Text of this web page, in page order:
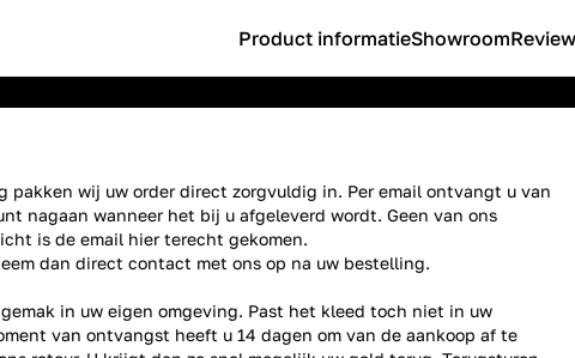
Product informatieShowroom
pakken wij uw order direct zorgvuldig in. Per email ontvangt u van
nagaan wanneer het bij u afgeleverd wordt. Geen van ons
is de email hier terecht gekomen.
dan direct contact met ons op na uw bestelling.
in uw eigen omgeving. Past het kleed toch niet in uw
van ontvangst heeft u 14 dagen om van de aankoop af te